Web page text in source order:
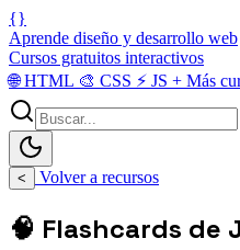
{}
Aprende diseño y desarrollo web
Cursos gratuitos interactivos
🌐HTML 🎨 CSS ⚡ JS + Más
< Volver a recursos
🧠 Flashcards de